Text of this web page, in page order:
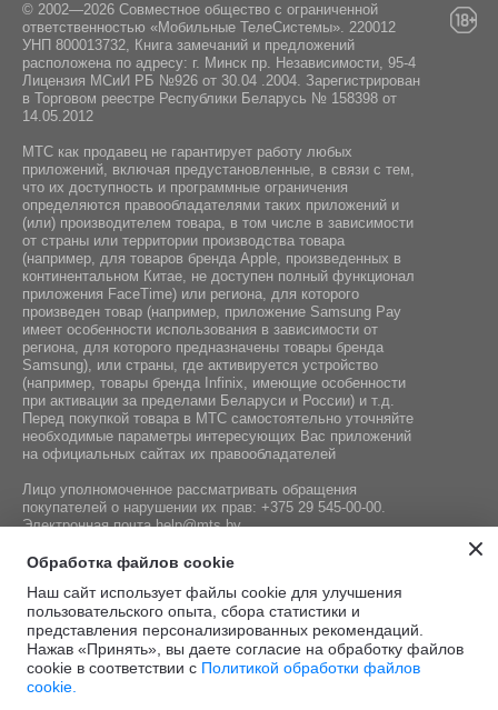
© 2002—2026 Совместное общество с ограниченной
ответственностью «Мобильные ТелеСистемы». 220012
УНП 800013732, Книга замечаний и предложений
расположена по адресу: г. Минск пр. Независимости, 95-4
Лицензия МСиИ РБ №926 от 30.04 .2004. Зарегистрирован
в Торговом реестре Республики Беларусь № 158398 от
14.05.2012
МТС как продавец не гарантирует работу любых
приложений, включая предустановленные, в связи с тем,
что их доступность и программные ограничения
определяются правообладателями таких приложений и
(или) производителем товара, в том числе в зависимости
от страны или территории производства товара
(например, для товаров бренда Apple, произведенных в
континентальном Китае, не доступен полный функционал
приложения FaceTime) или региона, для которого
произведен товар (например, приложение Samsung Pay
имеет особенности использования в зависимости от
региона, для которого предназначены товары бренда
Samsung), или страны, где активируется устройство
(например, товары бренда Infiniх, имеющие особенности
при активации за пределами Беларуси и России) и т.д.
Перед покупкой товара в МТС самостоятельно уточняйте
необходимые параметры интересующих Вас приложений
на официальных сайтах их правообладателей
Лицо уполномоченное рассматривать обращения
покупателей о нарушении их прав: +375 29 545-00-00.
Электронная почтаhelp@mts.by
Номер телефона работников местных исполнительных и
регистрации СООО «Мобильные ТелеСистемы»,
уполномоченных рассматривать обращения покупателей:
+375 17 215-14-65
Обработка файлов cookie
Наш сайт использует файлы cookie для улучшения
пользовательского опыта, сбора статистики и
представления персонализированных рекомендаций.
Нажав «Принять», вы даете согласие на обработку файлов
cookie в соответствии с Политикой обработки файлов
cookie.